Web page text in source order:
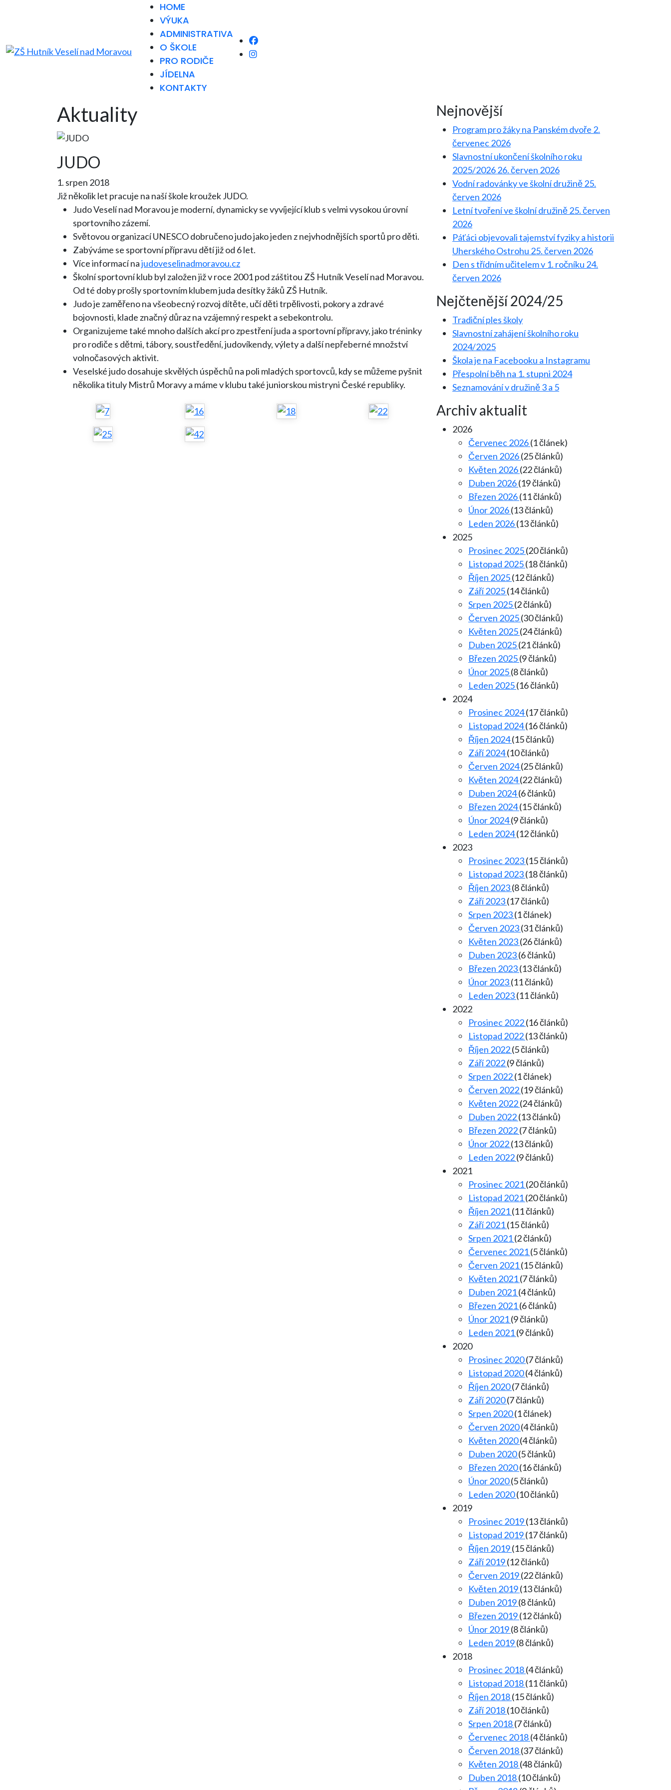
HOME
VÝUKA
ADMINISTRATIVA
O ŠKOLE
PRO RODIČE
JÍDELNA
KONTAKTY
Aktuality
JUDO
1. srpen 2018
Již několik let pracuje na naší škole kroužek JUDO.
Judo Veselí nad Moravou je moderní, dynamicky se vyvíjející klub s velmi vysokou úrovní
sportovního zázemí.
Světovou organizací UNESCO dobručeno judo jako jeden z nejvhodnějších sportů pro děti.
Zabýváme se sportovní přípravu dětí již od 6 let.
Více informací najudoveselinadmoravou.cz
Školní sportovní klub byl založen již v roce 2001 pod záštitou ZŠ Hutník Veselí nad Moravou.
Od té doby prošly sportovním klubem juda desítky žáků ZŠ Hutník.
Judo je zaměřeno na všeobecný rozvoj dítěte, učí děti trpělivosti, pokory a zdravé
bojovnosti, klade značný důraz na vzájemný respekt a sebekontrolu.
Organizujeme také mnoho dalších akcí pro zpestření juda a sportovní přípravy, jako tréninky
pro rodiče s dětmi, tábory, soustředění, judovíkendy, výlety a další nepřeberné množství
volnočasových aktivit.
Veselské judo dosahuje skvělých úspěchů na poli mladých sportovců, kdy se můžeme pyšnit
několika tituly Mistrů Moravy a máme v klubu také juniorskou mistryni České republiky.
Nejnovější
Program pro žáky na Panském dvoře 2.
červenec 2026
Slavnostní ukončení školního roku
2025/202626. červen 2026
Vodní radovánky ve školní družině25.
červen 2026
Letní tvoření ve školní družině25. červen
2026
Páťáci objevovali tajemství fyziky a historii
Uherského Ostrohu 25. červen 2026
Den s třídním učitelem v 1. ročníku 24.
červen 2026
Nejčtenější 2024/25
Tradiční ples školy
Slavnostní zahájení školního roku
2024/2025
Škola je na Facebooku a Instagramu
Přespolní běh na 1. stupni 2024
Seznamování v družině 3 a 5
Archiv aktualit
2026
Červenec 2026(1 článek)
Červen 2026(25 článků)
Květen 2026(22 článků)
Duben 2026(19 článků)
Březen 2026(11 článků)
Únor 2026(13 článků)
Leden 2026(13 článků)
2025
Prosinec 2025(20 článků)
Listopad 2025(18 článků)
Říjen 2025(12 článků)
Září 2025(14 článků)
Srpen 2025(2 článků)
Červen 2025(30 článků)
Květen 2025(24 článků)
Duben 2025(21 článků)
Březen 2025(9 článků)
Únor 2025(8 článků)
Leden 2025(16 článků)
2024
Prosinec 2024(17 článků)
Listopad 2024(16 článků)
Říjen 2024(15 článků)
Září 2024(10 článků)
Červen 2024(25 článků)
Květen 2024(22 článků)
Duben 2024(6 článků)
Březen 2024(15 článků)
Únor 2024(9 článků)
Leden 2024(12 článků)
2023
Prosinec 2023(15 článků)
Listopad 2023(18 článků)
Říjen 2023(8 článků)
Září 2023(17 článků)
Srpen 2023(1 článek)
Červen 2023(31 článků)
Květen 2023(26 článků)
Duben 2023(6 článků)
Březen 2023(13 článků)
Únor 2023(11 článků)
Leden 2023(11 článků)
2022
Prosinec 2022(16 článků)
Listopad 2022(13 článků)
Říjen 2022(5 článků)
Září 2022(9 článků)
Srpen 2022(1 článek)
Červen 2022(19 článků)
Květen 2022(24 článků)
Duben 2022(13 článků)
Březen 2022(7 článků)
Únor 2022(13 článků)
Leden 2022(9 článků)
2021
Prosinec 2021(20 článků)
Listopad 2021(20 článků)
Říjen 2021(11 článků)
Září 2021(15 článků)
Srpen 2021(2 článků)
Červenec 2021(5 článků)
Červen 2021(15 článků)
Květen 2021(7 článků)
Duben 2021(4 článků)
Březen 2021(6 článků)
Únor 2021(9 článků)
Leden 2021(9 článků)
2020
Prosinec 2020(7 článků)
Listopad 2020(4 článků)
Říjen 2020(7 článků)
Září 2020(7 článků)
Srpen 2020(1 článek)
Červen 2020(4 článků)
Květen 2020(4 článků)
Duben 2020(5 článků)
Březen 2020(16 článků)
Únor 2020(5 článků)
Leden 2020(10 článků)
2019
Prosinec 2019(13 článků)
Listopad 2019(17 článků)
Říjen 2019(15 článků)
Září 2019(12 článků)
Červen 2019(22 článků)
Květen 2019(13 článků)
Duben 2019(8 článků)
Březen 2019(12 článků)
Únor 2019(8 článků)
Leden 2019(8 článků)
2018
Prosinec 2018(4 článků)
Listopad 2018(11 článků)
Říjen 2018(15 článků)
Září 2018(10 článků)
Srpen 2018(7 článků)
Červenec 2018(4 článků)
Červen 2018(37 článků)
Květen 2018(48 článků)
Duben 2018(10 článků)